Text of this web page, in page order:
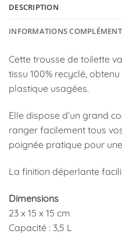
DESCRIPTION
INFORMATIONS
Cette trousse de toilette
tissu 100% recyclé,
plastique usagées.
Elle dispose d’un grand
ranger facilement tous
poignée pratique pour
La finition déperlante
Dimensions
23 x 15 x 15 cm
Capacité : 3,5 L